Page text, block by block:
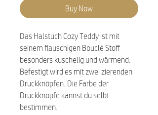
Buy Now
Das Halstuch Cozy Teddy ist mit
seinem flauschigen Bouclé Stoff
besonders kuschelig und wärmend.
Befestigt wird es mit zwei zierenden
Druckknöpfen. Die Farbe der
Druckknöpfe kannst du selbt
bestimmen.